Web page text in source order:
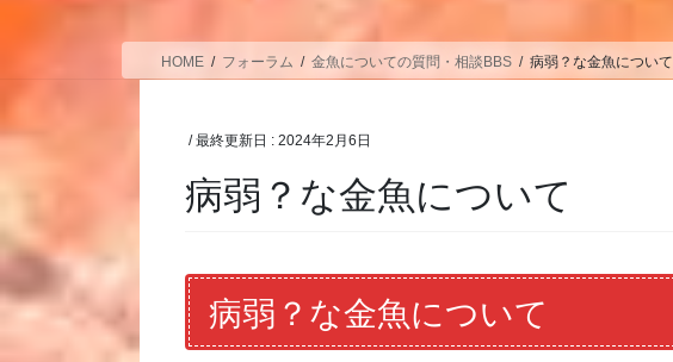
HOME フォーラム 金魚についての質問・相談BBS 病弱？な金魚について
/ 最終更新日 :2024年2月6日
病弱？な金魚について
病弱？な金魚について